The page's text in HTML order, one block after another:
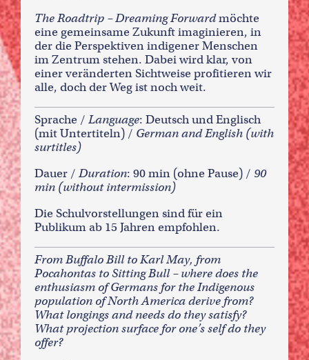
The Roadtrip – Dreaming Forwardmöchte
eine gemeinsame Zukunft imaginieren, in
der die Perspektiven indigener Menschen
im Zentrum stehen. Dabei wird klar, von
einer veränderten Sichtweise profitieren wir
alle, doch der Weg ist noch weit.
Sprache / Language: Deutsch und Englisch
(mit Untertiteln) / German and English (with
surtitles)
Dauer / Duration: 90 min (ohne Pause) / 90
min (without intermission)
Die Schulvorstellungen sind für ein
Publikum ab 15 Jahren empfohlen.
From Buffalo Bill to Karl May, from
Pocahontas to Sitting Bull – where does the
enthusiasm of Germans for the Indigenous
population of North America derive from?
What longings and needs do they satisfy?
What projection surface for one’s self do they
offer?